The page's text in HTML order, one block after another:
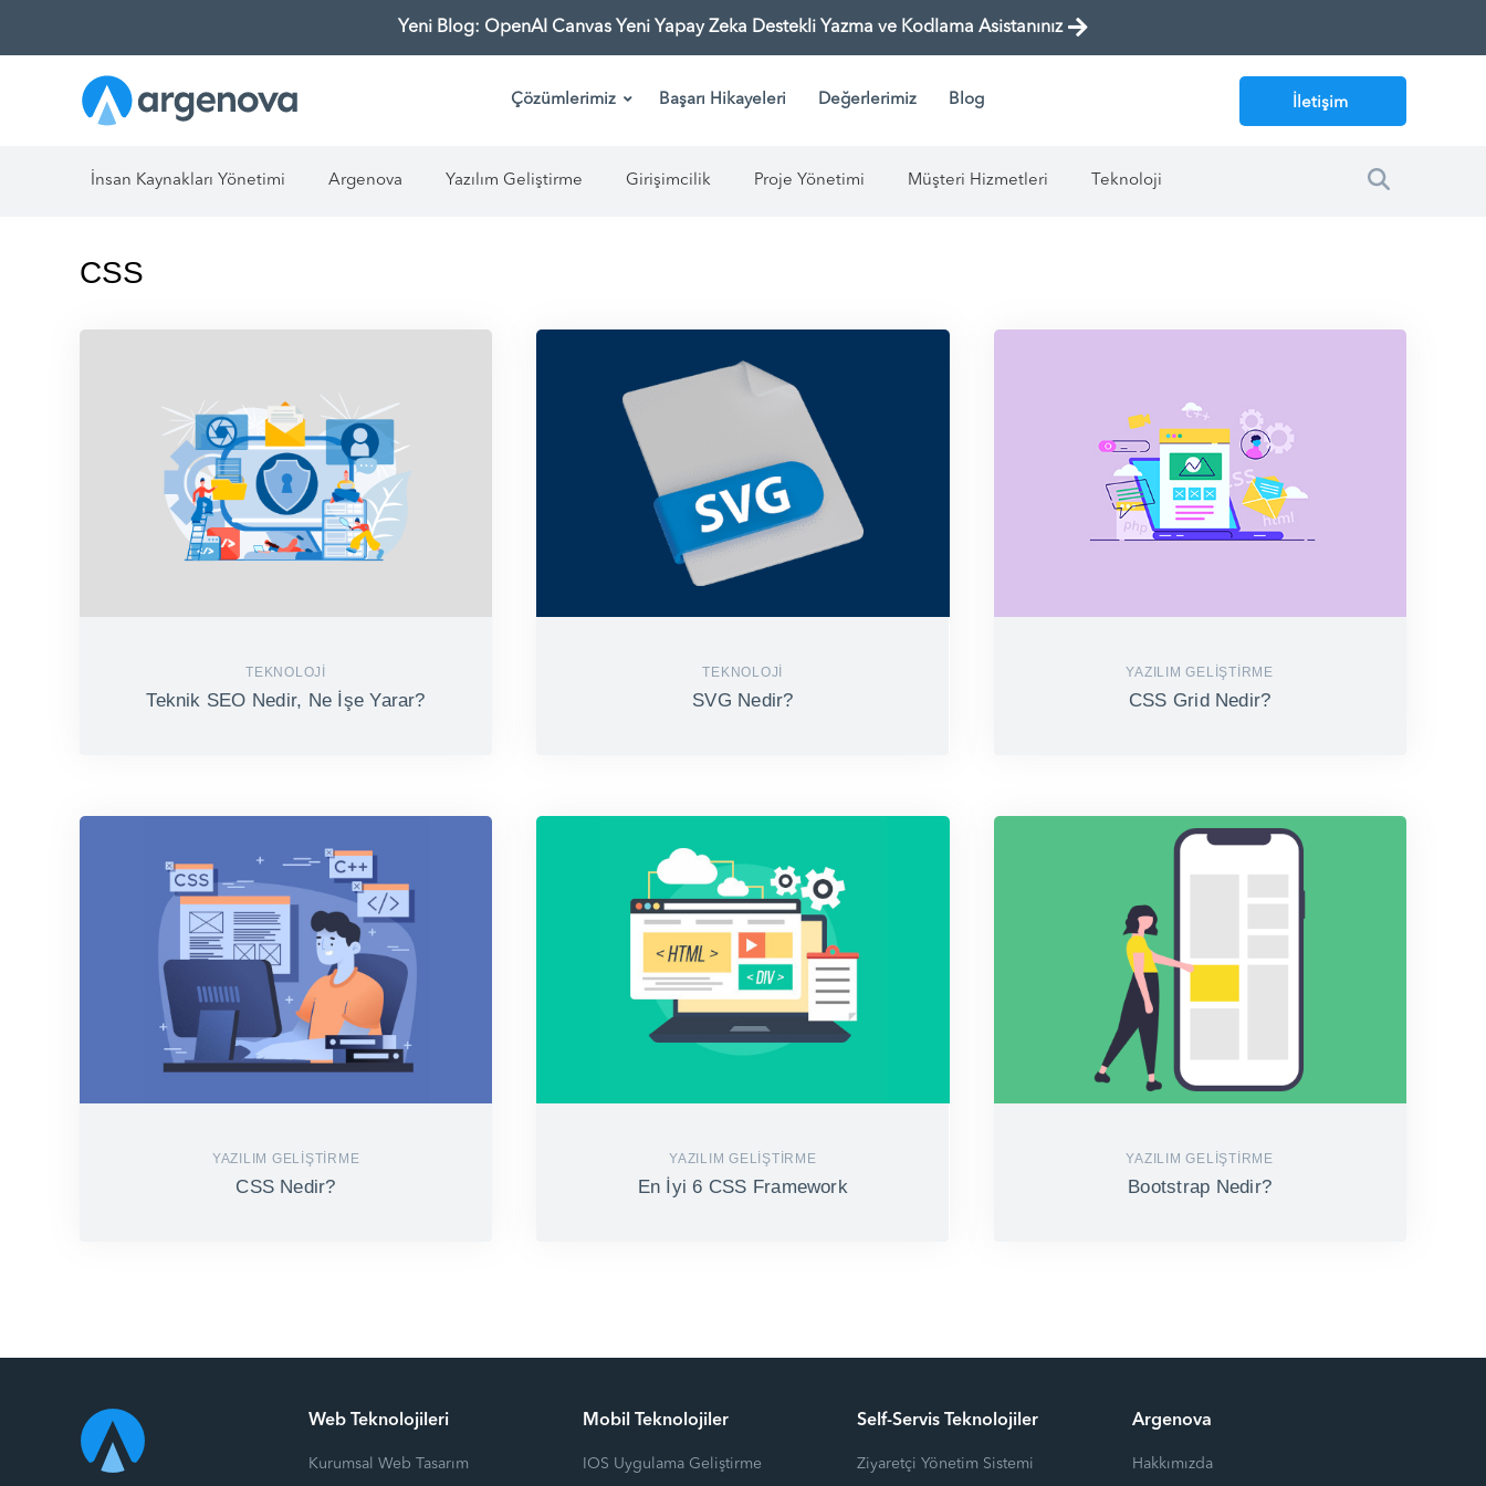
Yeni Blog: OpenAI Canvas Yeni Yapay Zeka Destekli Yazma ve Kodlama Asistanınız
Çözümlerimiz Başarı Hikayeleri Değerlerimiz Blog İletişim
İnsan Kaynakları Yönetimi Argenova Yazılım Geliştirme Girişimcilik Proje Yönetimi Müşteri Hizmetleri Teknoloji
CSS
TEKNOLOJI
Teknik SEO Nedir, Ne İşe Yarar?
TEKNOLOJI
SVG Nedir?
YAZILIM GELIŞTIRME
CSS Grid Nedir?
YAZILIM GELIŞTIRME
CSS Nedir?
YAZILIM GELIŞTIRME
En İyi 6 CSS Framework
YAZILIM GELIŞTIRME
Bootstrap Nedir?
Web Teknolojileri
Kurumsal Web Tasarım
Mobil Teknolojiler
IOS Uygulama Geliştirme
Self-Servis Teknolojiler
Ziyaretçi Yönetim Sistemi
Argenova
Hakkımızda